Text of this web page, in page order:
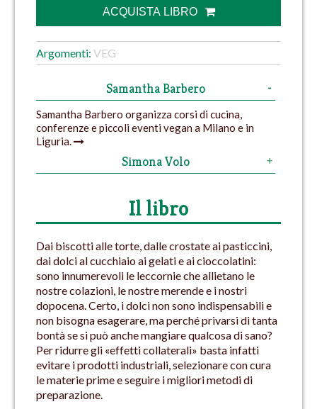
ACQUISTA LIBRO
Argomenti: VEG
Samantha Barbero
Samantha Barbero organizza corsi di cucina,
conferenze e piccoli eventi vegan a Milano e in
Liguria.
Simona Volo
Il libro
Dai biscotti alle torte, dalle crostate ai pasticcini,
dai dolci al cucchiaio ai gelati e ai cioccolatini:
sono innumerevoli le leccornie che allietano le
nostre colazioni, le nostre merende e i nostri
dopocena. Certo, i dolci non sono indispensabili e
non bisogna esagerare, ma perché privarsi di tanta
bontà se si può anche mangiare qualcosa di sano?
Per ridurre gli «effetti collaterali» basta infatti
evitare i prodotti industriali, selezionare con cura
le materie prime e seguire i migliori metodi di
preparazione.